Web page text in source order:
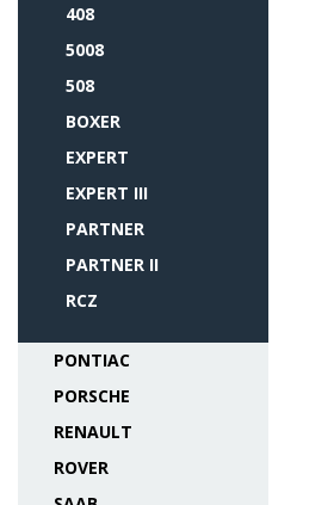
408
5008
508
BOXER
EXPERT
EXPERT III
PARTNER
PARTNER II
RCZ
PONTIAC
PORSCHE
RENAULT
ROVER